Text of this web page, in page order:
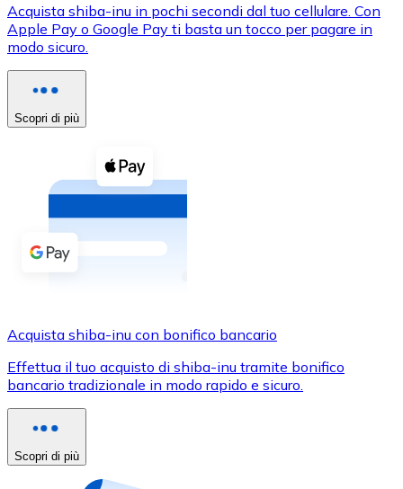
XRP
XRP
Vedi tutto
Buoni cripto
Acquista criptovalute in contanti e altri mezzi di
Acquista con contanti
Bonifico SEPA
Usa le carte Visa e Mastercard per acquistare
Acquista con carta
Acquista shiba-inu in pochi secondi dal tuo cellulare. Con
Apple Pay o Google Pay ti basta un tocco per pagare in
modo sicuro.
Scopri di più
Acquista shiba-inu con bonifico bancario
Effettua il tuo acquisto di shiba-inu tramite bonifico
bancario tradizionale in modo rapido e sicuro.
Scopri di più